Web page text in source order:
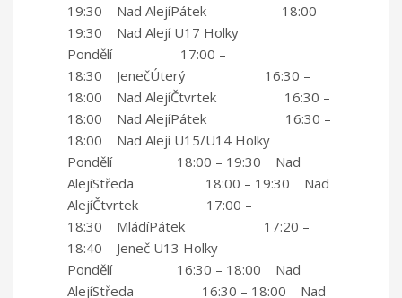
19:30 Nad AlejíPátek 18:00 –
19:30 Nad Alejí U17 Holky
Pondělí 17:00 –
18:30 JenečÚterý 16:30 –
18:00 Nad AlejíČtvrtek 16:30 –
18:00 Nad AlejíPátek 16:30 –
18:00 Nad Alejí U15/U14 Holky
Pondělí 18:00 – 19:30 Nad
AlejíStředa 18:00 – 19:30 Nad
AlejíČtvrtek 17:00 –
18:30 MládíPátek 17:20 –
18:40 Jeneč U13 Holky
Pondělí 16:30 – 18:00 Nad
AlejíStředa 16:30 – 18:00 Nad